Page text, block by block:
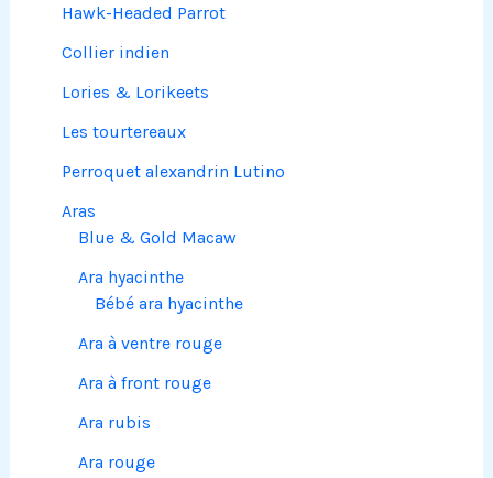
Hawk-Headed Parrot
Collier indien
Lories & Lorikeets
Les tourtereaux
Perroquet alexandrin Lutino
Aras
Blue & Gold Macaw
Ara hyacinthe
Bébé ara hyacinthe
Ara à ventre rouge
Ara à front rouge
Ara rubis
Ara rouge